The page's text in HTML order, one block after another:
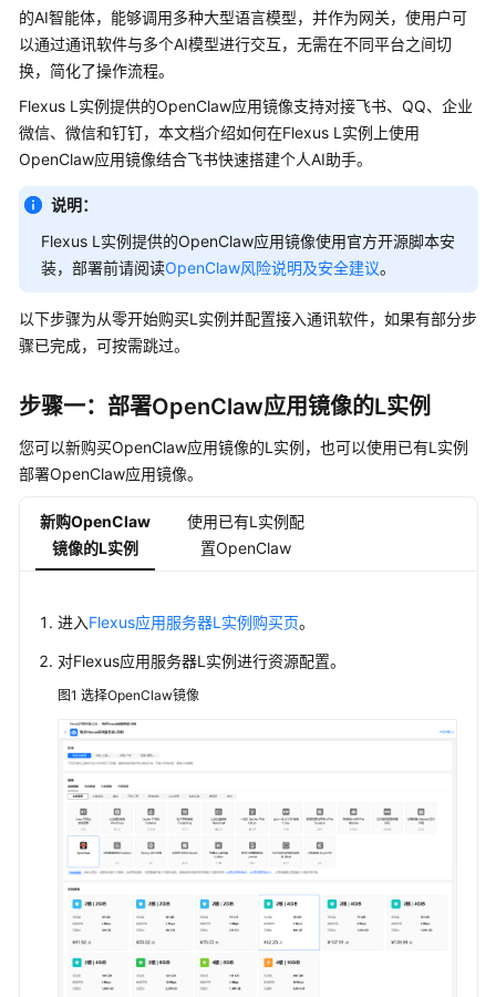
速
入
门
用
户
指
佳
实
Flexus
实
最
佳
践
汇
总
部
Hermes
Agent
部
OpenClaw
OpenClaw
最
践
汇
的AI智能体，能够调用多种大型语言模型，并作为网关，使用户可
以通过通讯软件与多个AI模型进行交互，无需在不同平台之间切
换，简化了操作流程。
Flexus L实例提供的OpenClaw应用镜像支持对接飞书、QQ、企业
微信、微信和钉钉，本文档介绍如何在Flexus L实例上使用
OpenClaw应用镜像结合飞书快速搭建个人AI助手。
说明：
Flexus L实例提供的OpenClaw应用镜像使用官方开源脚本安
装，部署前请阅读OpenClaw风险说明及安全建议。
以下步骤为从零开始购买L实例并配置接入通讯软件，如果有部分步
骤已完成，可按需跳过。
步骤一：部署OpenClaw应用镜像的L实例
您可以新购买OpenClaw应用镜像的L实例，也可以使用已有L实例
部署OpenClaw应用镜像。
新购OpenClaw
镜像的L实例
使用已有L实例配
置OpenClaw
进入Flexus应用服务器L实例购买页。
对Flexus应用服务器L实例进行资源配置。
图1 选择OpenClaw镜像